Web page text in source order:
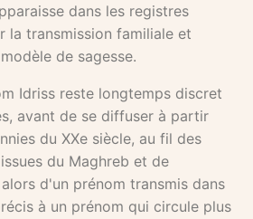
dans les registres
la transmission familiale et
de sagesse.
Idriss reste longtemps discret
avant de se diffuser à partir
du XXe siècle, au fil des
du Maghreb et de
d'un prénom transmis dans
à un prénom qui circule plus